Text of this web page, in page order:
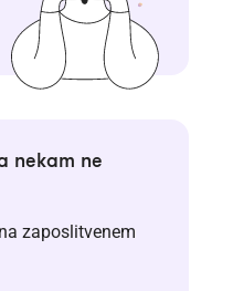
nekam ne
zaposlitvenem